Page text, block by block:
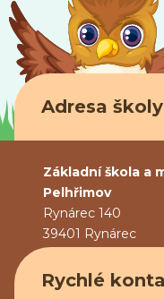
Adresa školy
Základní škola a
Pelhřimov
Rynárec 140
39401 Rynárec
Rychlé